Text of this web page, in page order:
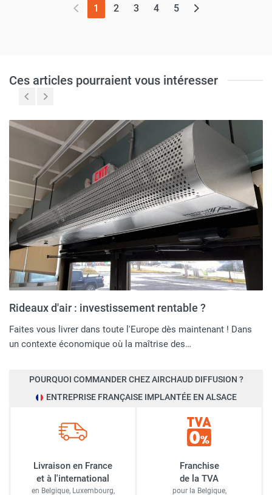
1 (page actuelle)
2 3 4 5
Ces articles pourraient vous intéresser
Rideaux d'air : investissement rentable ?
Faites vous livrer dans toute l'Europe dès maintenant ! Dans
un contexte économique où la maîtrise des…
POURQUOI COMMANDER CHEZ AIRCHAUD DIFFUSION ?
ENTREPRISE FRANÇAISE IMPLANTÉE EN ALSACE
Livraison en France
et à l'international
en Belgique, Luxembourg,
Franchise
de la TVA
pour la Belgique,